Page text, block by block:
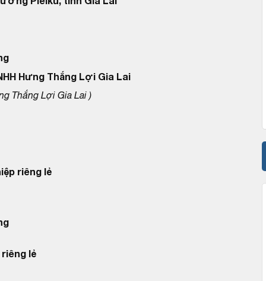
Hưng Thắng Lợi Gia Lai
Thắng Lợi Gia Lai )
riêng lẻ
lẻ